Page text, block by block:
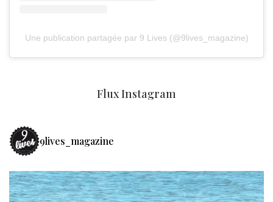
Une publication partagée par 9 Lives (@9lives_magazine)
Flux Instagram
9lives_magazine